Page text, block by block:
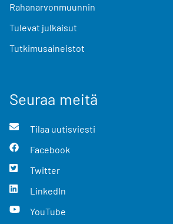
Rahanarvonmuunnin
Tulevat julkaisut
Tutkimusaineistot
Seuraa meitä
Tilaa uutisviesti
Facebook
Twitter
LinkedIn
YouTube